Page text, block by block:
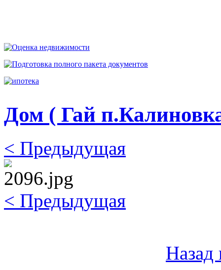
Дом ( Гай
< Предыдущая
< Предыдущая
Назад